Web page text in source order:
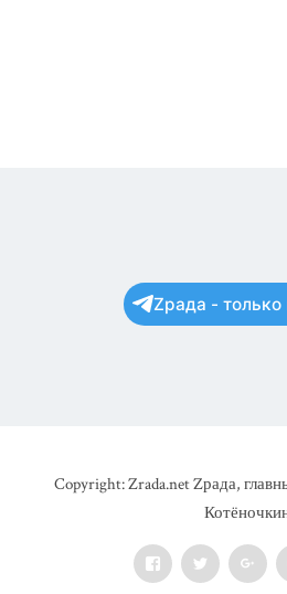
Zрада - только
Copyright: Zrada.net Zрада,
FacebookTwitter